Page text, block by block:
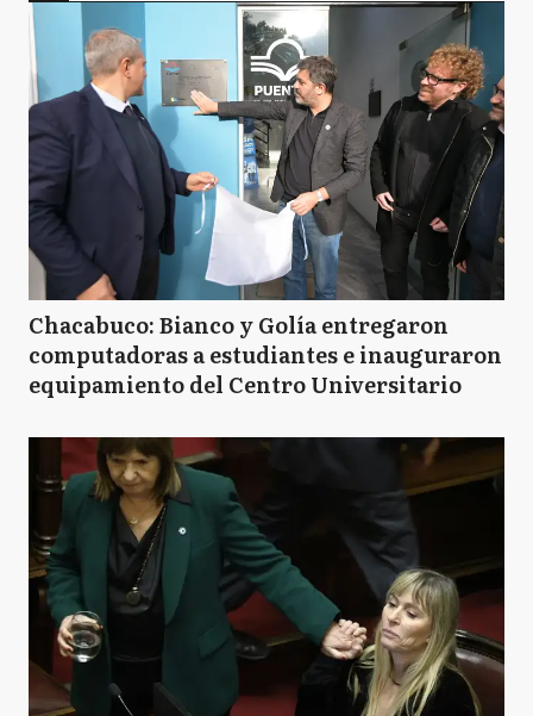
Chacabuco: Bianco y Golía entregaron
computadoras a estudiantes e inauguraron
equipamiento del Centro Universitario